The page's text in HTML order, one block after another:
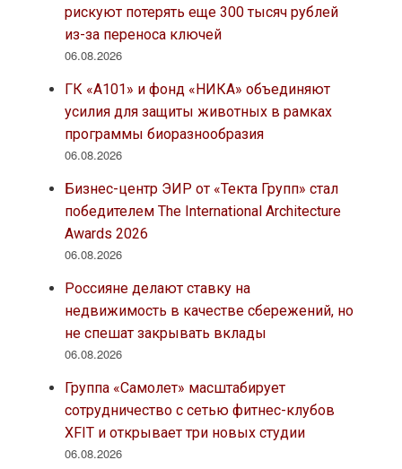
рискуют потерять еще 300 тысяч рублей
из-за переноса ключей
06.08.2026
ГК «А101» и фонд «НИКА» объединяют
усилия для защиты животных в рамках
программы биоразнообразия
06.08.2026
Бизнес-центр ЭИР от «Текта Групп» стал
победителем The International Architecture
Awards 2026
06.08.2026
Россияне делают ставку на
недвижимость в качестве сбережений, но
не спешат закрывать вклады
06.08.2026
Группа «Самолет» масштабирует
сотрудничество с сетью фитнес-клубов
XFIT и открывает три новых студии
06.08.2026